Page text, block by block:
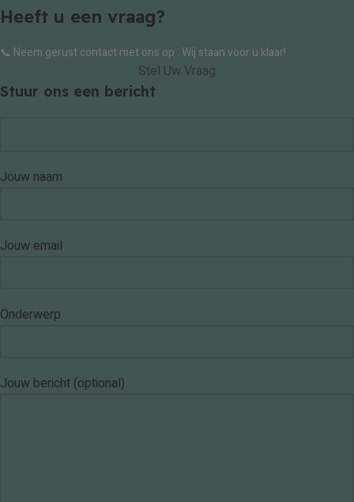
Heeft u een vraag?
📞 Neem gerust contact met ons op . Wij staan voor u klaar!
Stel Uw Vraag
Stuur ons een bericht
Jouw naam
Jouw email
Onderwerp
Jouw bericht (optional)